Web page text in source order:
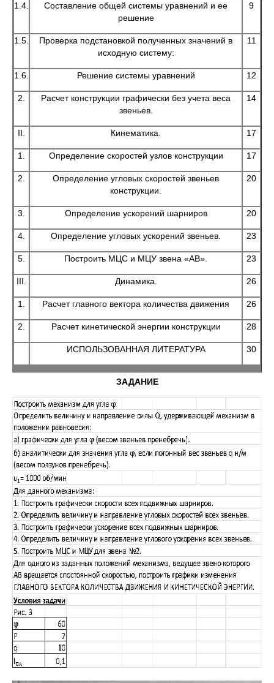
1.4.
Составление общей системы уравнений и ее
решение
9
1.5.
Проверка подстановкой полученных значений в
исходную систему:
11
1.6. Решение системы уравнений 12
2.
Расчет конструкции графически без учета веса
звеньев.
14
II. Кинематика. 17
1. Определение скоростей узлов конструкции 17
2.
Определение угловых скоростей звеньев
конструкции.
20
3. Определение ускорений шарниров 20
4. Определение угловых ускорений звеньев. 23
5. Построить МЦС и МЦУ звена «АВ». 23
III. Динамика. 26
1. Расчет главного вектора количества движения 26
2. Расчет кинетической энергии конструкции 28
ИСПОЛЬЗОВАННАЯ ЛИТЕРАТУРА 30
ЗАДАНИЕ